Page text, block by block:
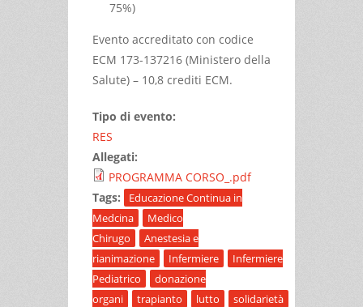
75%)
Evento accreditato con codice
ECM 173-137216 (Ministero della
Salute) – 10,8 crediti ECM.
Tipo di evento:
RES
Allegati:
PROGRAMMA CORSO_.pdf
Tags:
Educazione Continua in
Medcina
Medico
Chirugo
Anestesia e
rianimazione
Infermiere
Infermiere
Pediatrico
donazione
organi
trapianto lutto solidarietà